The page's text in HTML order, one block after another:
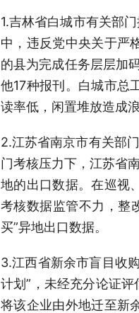
1.吉林省白城市有关部
中，违反党中央关于严
的县为完成任务层层加
他17种报刊。白城市总
读率低，闲置堆放造成浪
2.江苏省南京市有关部
门考核压力下，江苏省
地的出口数据。在巡视
考核数据监管不力，整
买”异地出口数据。
3.江西省新余市盲目收
计划”，未经充分论证
将该企业由外地迁至新